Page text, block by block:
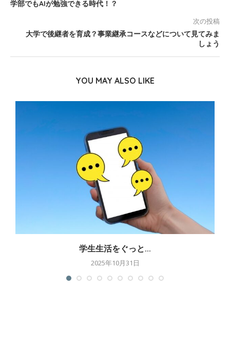
学部でもAIが勉強できる時代！？
次の投稿
大学で後継者を育成？事業継承コースなどについて見てみま
しょう
YOU MAY ALSO LIKE
学生生活をぐっと...
2025年10月31日